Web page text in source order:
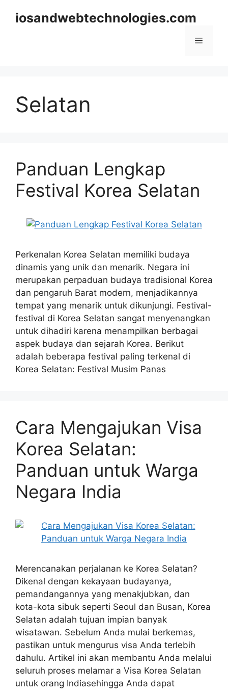
iosandwebtechnologies.com
Menu
Selatan
Panduan Lengkap
Festival Korea Selatan
Perkenalan Korea Selatan memiliki budaya
dinamis yang unik dan menarik. Negara ini
merupakan perpaduan budaya tradisional Korea
dan pengaruh Barat modern, menjadikannya
tempat yang menarik untuk dikunjungi. Festival-
festival di Korea Selatan sangat menyenangkan
untuk dihadiri karena menampilkan berbagai
aspek budaya dan sejarah Korea. Berikut
adalah beberapa festival paling terkenal di
Korea Selatan: Festival Musim Panas
Cara Mengajukan Visa
Korea Selatan:
Panduan untuk Warga
Negara India
Merencanakan perjalanan ke Korea Selatan?
Dikenal dengan kekayaan budayanya,
pemandangannya yang menakjubkan, dan
kota-kota sibuk seperti Seoul dan Busan, Korea
Selatan adalah tujuan impian banyak
wisatawan. Sebelum Anda mulai berkemas,
pastikan untuk mengurus visa Anda terlebih
dahulu. Artikel ini akan membantu Anda melalui
seluruh proses melamar a Visa Korea Selatan
untuk orang Indiasehingga Anda dapat